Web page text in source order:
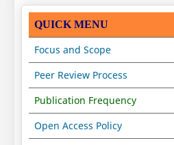
QUICK MENU
Focus and Scope
Peer Review Process
Publication Frequency
Open Access Policy